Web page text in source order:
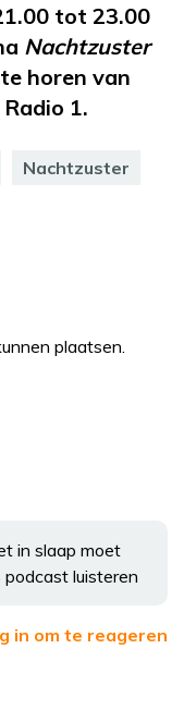
tot 23.00
Nachtzuster
horen van
1.
Nachtzuster
plaatsen.
in slaap moet
luisteren
in om te reageren